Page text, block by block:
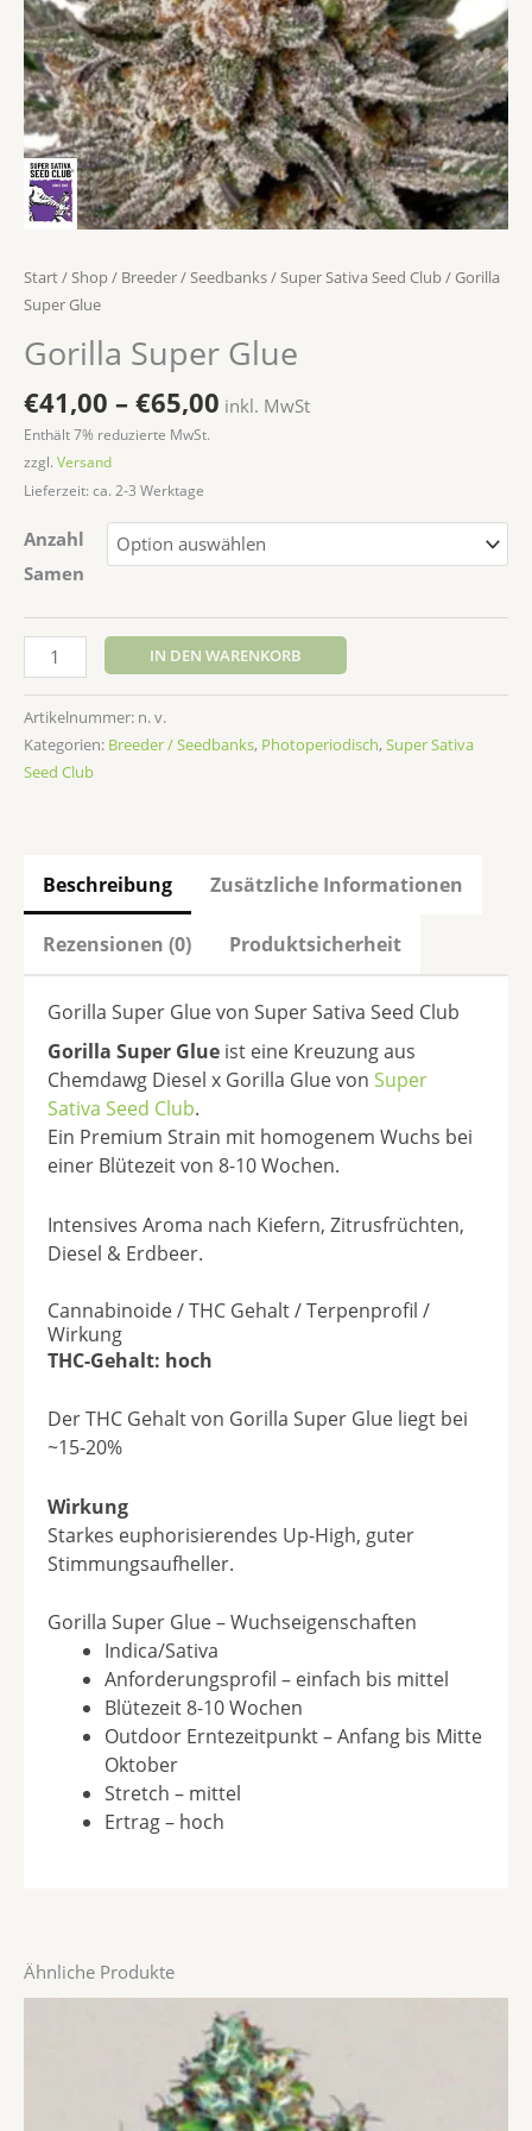
Start/Shop/ Breeder / Seedbanks/Super Sativa Seed Club/ Gorilla
Super Glue
Gorilla Super Glue
€41,00 – €65,00 inkl. MwSt
Enthält 7% reduzierte MwSt.
zzgl. Versand
Lieferzeit: ca. 2-3 Werktage
Anzahl
Samen
IN DEN WARENKORB
Artikelnummer: n. v.
Kategorien: Breeder / Seedbanks, Photoperiodisch, Super Sativa
Seed Club
Beschreibung Zusätzliche Informationen
Rezensionen (0) Produktsicherheit
Gorilla Super Glue von Super Sativa Seed Club
Gorilla Super Glue ist eine Kreuzung aus
Chemdawg Diesel x Gorilla Glue von Super
Sativa Seed Club.
Ein Premium Strain mit homogenem Wuchs bei
einer Blütezeit von 8-10 Wochen.
Intensives Aroma nach Kiefern, Zitrusfrüchten,
Diesel & Erdbeer.
Cannabinoide / THC Gehalt / Terpenprofil /
Wirkung
THC-Gehalt: hoch
Der THC Gehalt von Gorilla Super Glue liegt bei
~15-20%
Wirkung
Starkes euphorisierendes Up-High, guter
Stimmungsaufheller.
Gorilla Super Glue – Wuchseigenschaften
Indica/Sativa
Anforderungsprofil – einfach bis mittel
Blütezeit 8-10 Wochen
Outdoor Erntezeitpunkt – Anfang bis Mitte
Oktober
Stretch – mittel
Ertrag – hoch
Ähnliche Produkte